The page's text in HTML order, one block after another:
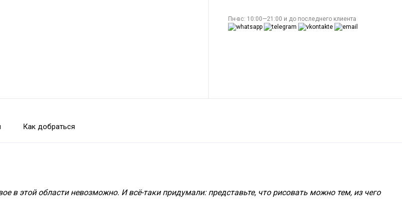
Пн-вс: 10:00—21:00 и до последнего клиента
Как добраться
в этой области невозможно. И всё-таки придумали: представьте, что рисовать можно тем, из чего